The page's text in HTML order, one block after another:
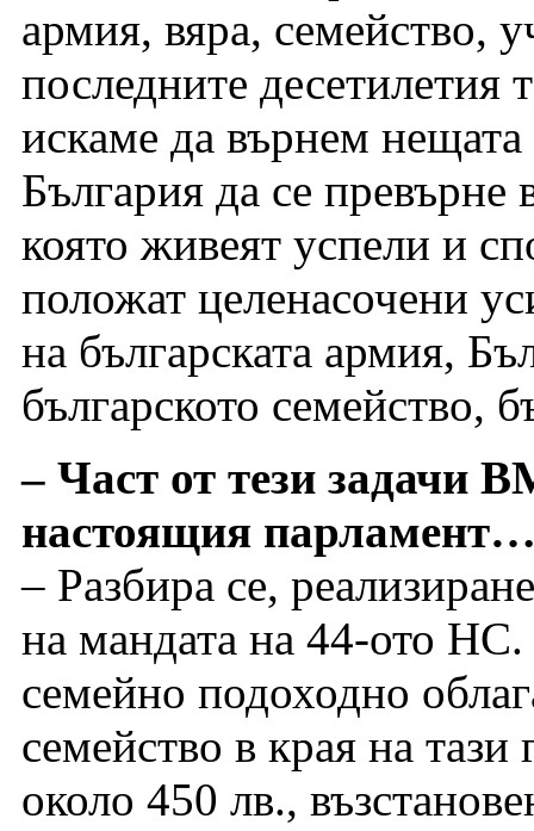
армия, вяра, семейство,
последните десетилетия
искаме да върнем
България да се
която живеят успели и
положат целенасочени
на българската армия,
българското семейство,
– Част от тези задачи
настоящия
– Разбира се,
на мандата на 44-ото
семейно подоходно
семейство в края на
около 450 лв.,